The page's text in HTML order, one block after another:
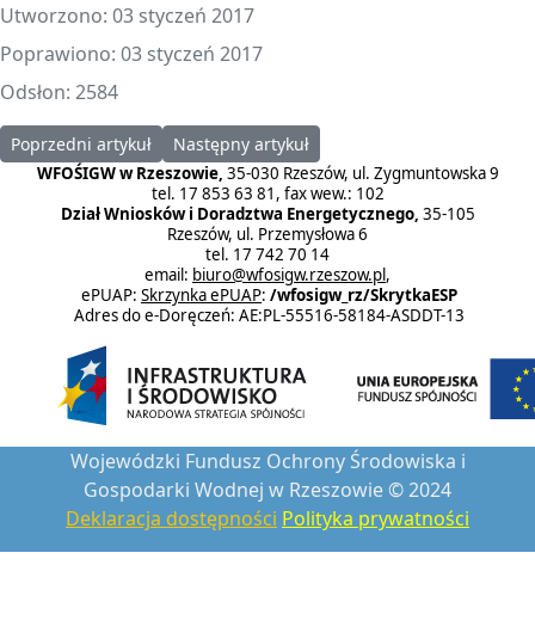
Utworzono: 03 styczeń 2017
Poprawiono: 03 styczeń 2017
Odsłon: 2584
Poprzedni artykuł: Gospodarka zasobami wodnymi 2018
Poprzedni artykuł Następny artykuł: Gospodarka zasobami
Następny artykuł
WFOŚIGW w Rzeszowie, 35-030 Rzeszów, ul. Zygmuntowska 9
tel. 17 853 63 81, fax wew.: 102
Dział Wniosków i Doradztwa Energetycznego, 35-105
Rzeszów, ul. Przemysłowa 6
tel. 17 742 70 14
email: biuro@wfosigw.rzeszow.pl,
ePUAP: Skrzynka ePUAP: /wfosigw_rz/SkrytkaESP
Adres do e-Doręczeń: AE:PL-55516-58184-ASDDT-13
Wojewódzki Fundusz Ochrony Środowiska i
Gospodarki Wodnej w Rzeszowie © 2024
Deklaracja dostępności Polityka prywatności